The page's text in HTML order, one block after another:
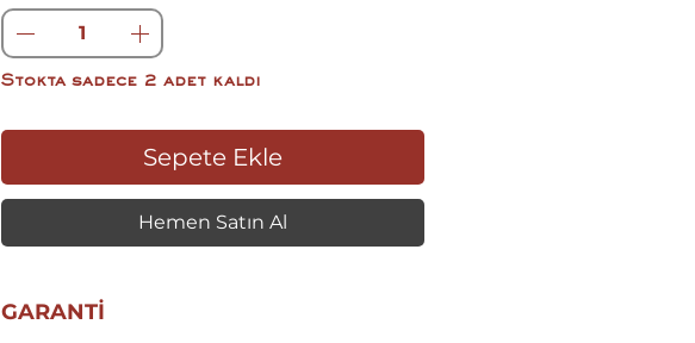
Stokta sadece 2 adet kaldı
Sepete Ekle
Hemen Satın Al
GARANTİ